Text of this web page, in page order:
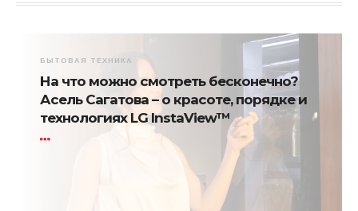
БЫТОВАЯ ТЕХНИКА
На что можно смотреть бесконечно?
Асель Сагатова – о красоте, порядке и
технологиях LG InstaView™